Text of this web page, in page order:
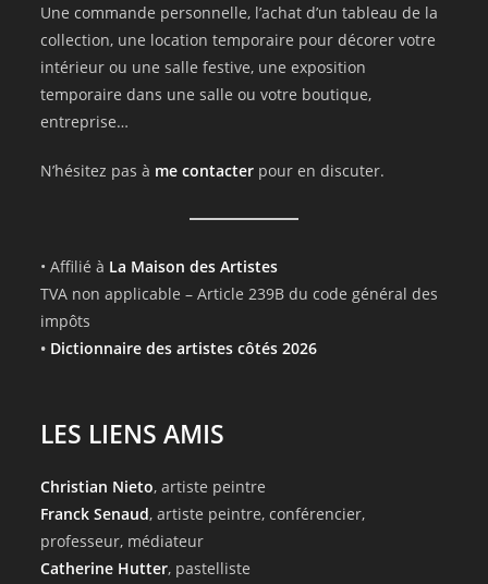
Une commande personnelle, l’achat d’un tableau de la
collection, une location temporaire pour décorer votre
intérieur ou une salle festive, une exposition
temporaire dans une salle ou votre boutique,
entreprise…
N’hésitez pas à me contacter pour en discuter.
• Affilié à La Maison des Artistes
TVA non applicable – Article 239B du code général des
impôts
• Dictionnaire des artistes côtés 2026
LES LIENS AMIS
Christian Nieto, artiste peintre
Franck Senaud, artiste peintre, conférencier,
professeur, médiateur
Catherine Hutter, pastelliste